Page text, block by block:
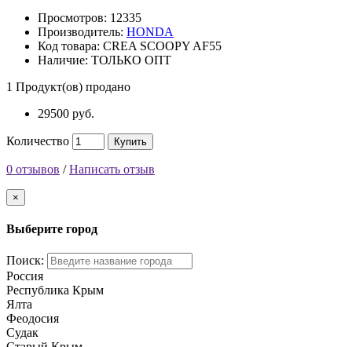
Просмотров: 12335
Производитель: HONDA
Код товара: CREA SCOOPY AF55
Наличие: ТОЛЬКО ОПТ
1 Продукт(ов) продано
29500 руб.
Количество Купить
0 отзывов /Написать отзыв
×
Выберите город
Поиск:
Россия
Республика Крым
Ялта
Феодосия
Судак